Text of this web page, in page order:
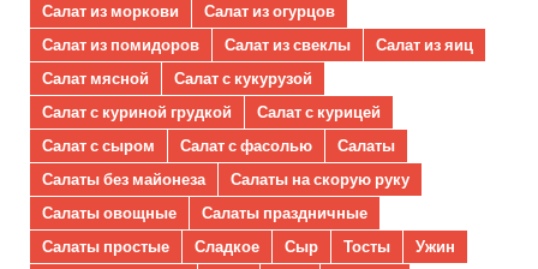
Салат из моркови
Салат из огурцов
Салат из помидоров
Салат из свеклы
Салат из яиц
Салат мясной
Салат с кукурузой
Салат с куриной грудкой
Салат с курицей
Салат с сыром
Салат с фасолью
Салаты
Салаты без майонеза
Салаты на скорую руку
Салаты овощные
Салаты праздничные
Салаты простые
Сладкое Сыр Тосты
Ужин